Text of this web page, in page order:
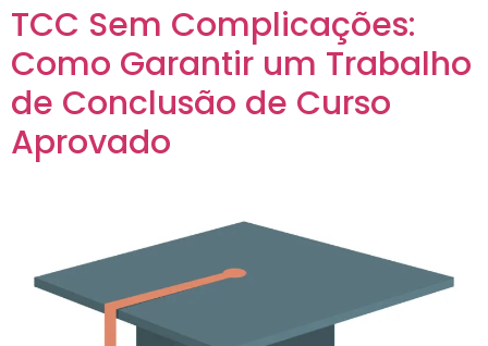
TCC Sem Complicações:
Como Garantir um Trabalho
de Conclusão de Curso
Aprovado